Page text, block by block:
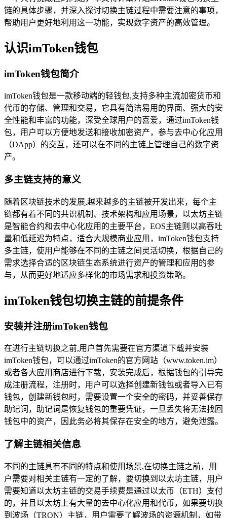
链的具体步骤，并深入探讨切换主链过程中需要注意的事项，
帮助用户更好地利用这一功能，实现数字资产的高效管理。
认识imToken钱包
imToken钱包简介
imToken钱包是一款移动端的轻钱包,支持多种主流加密货币和
代币的存储、管理和交易，它具有简洁易用的界面、强大的安
全性能和丰富的功能，深受全球用户的喜爱，通过imToken钱
包，用户可以方便地发送和接收加密资产，参与去中心化应用
（DApp）的交互，还可以在不同的主链上管理自己的数字资
产。
多主链支持的意义
随着区块链技术的发展,越来越多的主链被开发出来，每个主
链都有着不同的共识机制、技术架构和应用场景，以太坊主链
是智能合约和去中心化应用的主要平台，EOS主链则以高吞吐
量和低延迟为特点，适合大规模商业应用，imToken钱包支持
多主链，使用户能够在不同的主链之间灵活切换，根据自己的
需求选择合适的区块链生态系统进行资产的管理和应用的参
与，从而更好地适应多样化的市场需求和投资策略。
imToken钱包切换主链的前提条件
安装并注册imToken钱包
在进行主链切换之前,用户首先需要在官方渠道下载并安装
imToken钱包，可以通过imToken的官方网站（www.token.im）
或者各大应用商店进行下载，安装完成后，根据钱包的引导完
成注册流程，注册时，用户可以选择创建新钱包或者导入已有
钱包，创建新钱包时，需要设置一个安全的密码，并妥善保存
助记词，助记词是恢复钱包的重要凭证，一旦丢失将无法找回
钱包中的资产，因此务必将其保存在安全的地方，避免泄露。
了解主链相关信息
不同的主链具有不同的特点和使用场景,在切换主链之前，用
户需要对相关主链有一定的了解，要切换到以太坊主链，用户
需要知道以太坊主链的交易手续费是通过以太币（ETH）支付
的，并且以太坊上有大量的去中心化应用和代币，如果要切换
到波场（TRON）主链，用户需要了解波场的资源机制，如带